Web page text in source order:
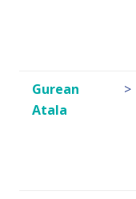
Gurean
Atala